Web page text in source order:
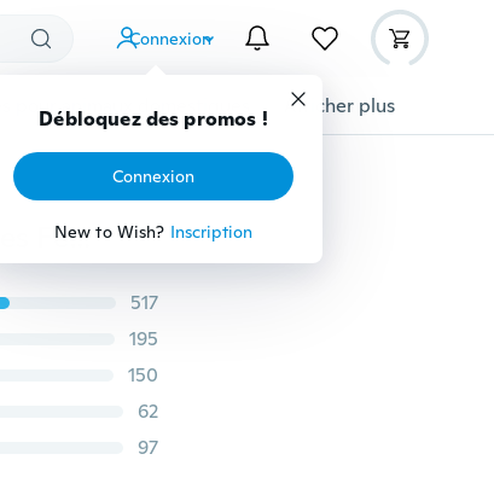
Connexion
Débloquez des promos !
Connexion
New to Wish? Inscription
pour animaux domestiques Afficher plus
Mode Vintage Robes De Bal Solide Casual Robes Élégantes Femmes Sans Manches Parti Patineur
517
195
150
62
97